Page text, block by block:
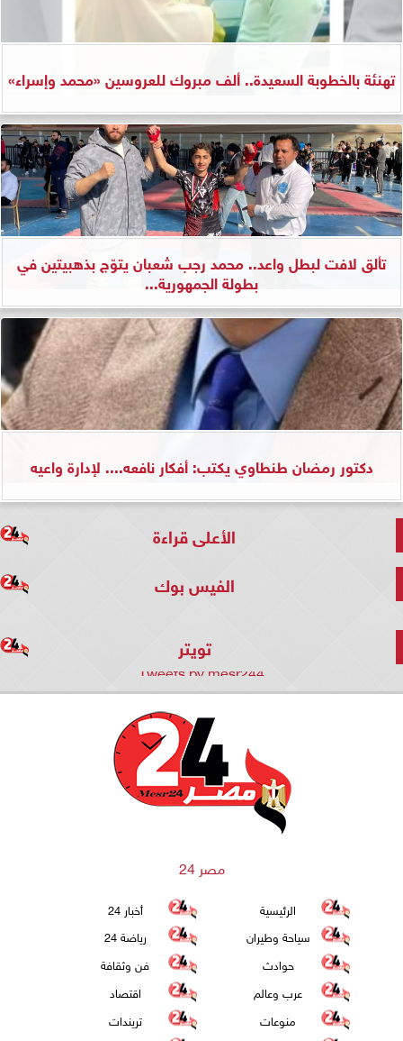
تهنئة بالخطوبة السعيدة.. ألف مبروك للعروسين «محمد وإسراء»
تألق لافت لبطل واعد.. محمد رجب شعبان يتوّج بذهبيتين في
بطولة الجمهورية...
دكتور رمضان طنطاوي يكتب: أفكار نافعه.... لإدارة واعيه
الأعلى قراءة
الفيس بوك
تويتر
Tweets by mesr244
مصر 24
الرئيسية
أخبار 24
سياحة وطيران
رياضة 24
حوادث
فن وثقافة
عرب وعالم
اقتصاد
منوعات
تريندات